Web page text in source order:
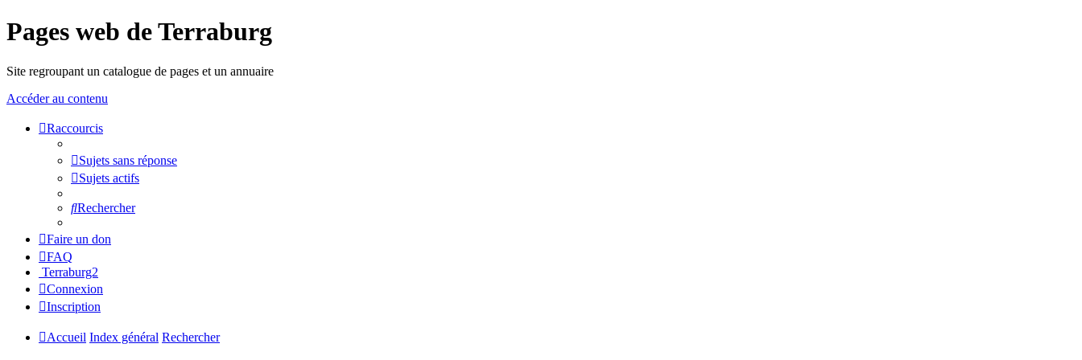
Pages web de Terraburg
Site regroupant un catalogue de pages et un annuaire
Accéder au contenu
Raccourcis
Sujets sans réponse
Sujets actifs
Rechercher
Faire un don
FAQ
Terraburg2
Connexion
Inscription
Accueil Index général Rechercher